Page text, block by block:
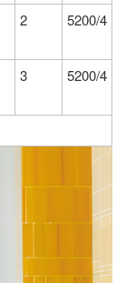
2 5200/4
3 5200/4